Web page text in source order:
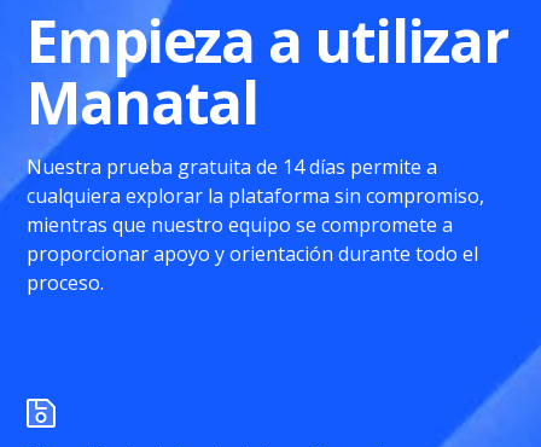
Empieza a utilizar
Manatal
Nuestra prueba gratuita de 14 días permite a
cualquiera explorar la plataforma sin compromiso,
mientras que nuestro equipo se compromete a
proporcionar apoyo y orientación durante todo el
proceso.